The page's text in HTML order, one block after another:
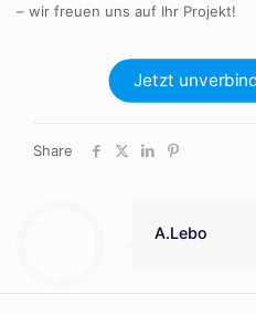
– wir freuen uns auf Ihr Projekt!
Jetzt
Share
A.Lebo